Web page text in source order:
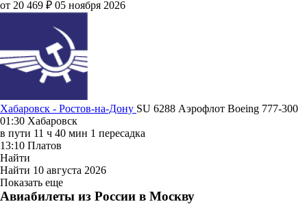
от 20 469 ₽ 05 ноября 2026
Хабаровск - Ростов-на-Дону SU 6288 Аэрофлот Boeing 777-300
01:30 Хабаровск
в пути 11 ч 40 мин 1 пересадка
13:10 Платов
Найти
Найти 10 августа 2026
Показать еще
Авиабилеты из России в Москву